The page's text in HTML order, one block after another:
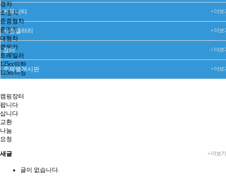
경차
소형차
준중형차
중형차
대형차
캠핑카
트레일러
125cc이하
125cc이상
캠핑장터
팝니다
삽니다
교환
나눔
요청
커뮤니티 + 더보
사진갤러리 + 더보
장터 + 더보
주제별게시판 + 더보
+ 더보기
새글
글이 없습니다.